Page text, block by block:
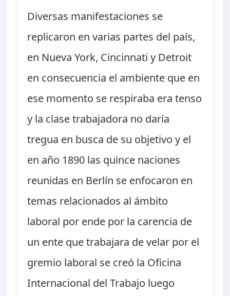
Diversas manifestaciones se
replicaron en varias partes del país,
en Nueva York, Cincinnati y Detroit
en consecuencia el ambiente que en
ese momento se respiraba era tenso
y la clase trabajadora no daría
tregua en busca de su objetivo y el
en año 1890 las quince naciones
reunidas en Berlín se enfocaron en
temas relacionados al ámbito
laboral por ende por la carencia de
un ente que trabajara de velar por el
gremio laboral se creó la Oficina
Internacional del Trabajo luego